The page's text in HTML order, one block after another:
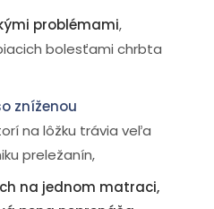
problémami,
bolesťami chrbta
zníženou
na lôžku trávia veľa
preležanín,
na jednom matraci,